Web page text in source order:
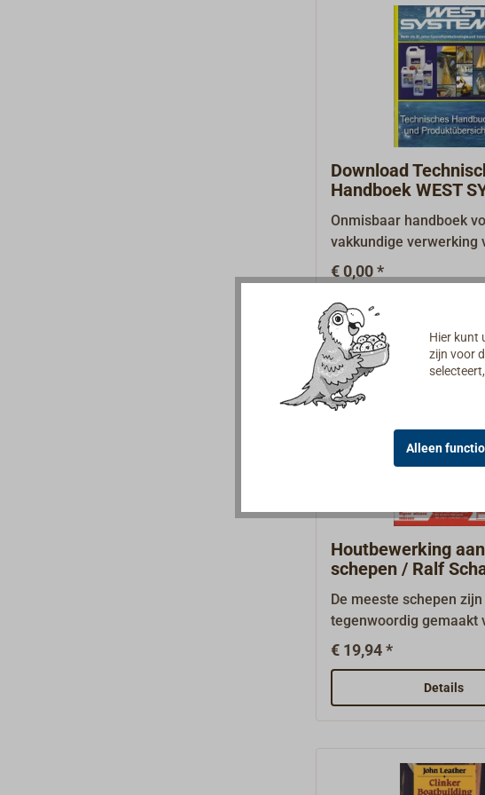
te kunnen
meest uitgebreide
over het onderwerp
scheepsconservering
traditionele
pagina's, talrijke foto's
illustraties, formaat 21 x
paperback.
standaardwerk! Reprint
druk uit 1929. 424 pagina's, 494
afbeeldingen, formaat
paperback.
Download
Handboek WEST
Onmisbaar handboek
vakkundige verwerking
epoxy - materialen in de
het schip.Dit handboek
PDF onder "Downloads &
Informatie" gratis voor u
te downloaden.Graag
het handboek ook
gedrukte vorm mee bij
bestelling.
€ 0,00 *
Houtbewerking
schepen / Ralf
De meeste schepen zijn
tegenwoordig gemaakt
onderhoudsarm,
kunststof (GFK), maar
wel op- en inbouwdelen
die door slijtage
binnen en buiten, van
romp.Met eenvoudige
€ 19,94 *
Details
Hier kunt
zijn voor
Alleen